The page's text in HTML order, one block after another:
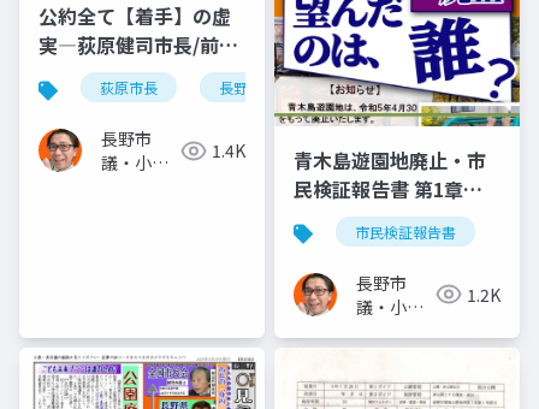
公約全て【着手】の虚
実―荻原健司市長/前市
長と変わらず実施も
「着手」とカウント!
2025.08.27.
荻原市長 長野市長選2025
長野市
議・小泉
1.4K
青木島遊園地廃止・市
民検証報告書 第1章
「案」「1軒の苦情→こ
ども公園廃止 望んだの
は、誰?」－－検証: 信
州・長野県 小さな遊園
地の大きな問い 青木島
員会
市民検証報告書
長野市
議・小泉
パー無所
属)
1.2K